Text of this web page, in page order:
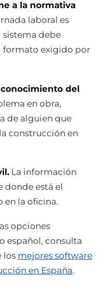
a la normativa
laboral es
sistema debe
formato exigido por
del
en obra,
de alguien que
construcción en
La información
donde está el
en la oficina.
opciones
español, consulta
los mejores software
en España.